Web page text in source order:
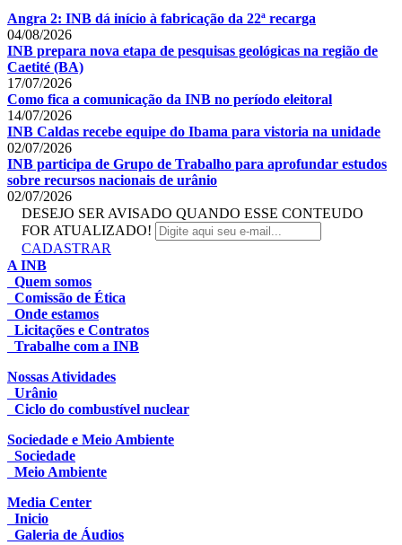
Angra 2: INB dá início à fabricação da 22ª recarga
04/08/2026
INB prepara nova etapa de pesquisas geológicas na região de
Caetité (BA)
17/07/2026
Como fica a comunicação da INB no período eleitoral
14/07/2026
INB Caldas recebe equipe do Ibama para vistoria na unidade
02/07/2026
INB participa de Grupo de Trabalho para aprofundar estudos
sobre recursos nacionais de urânio
02/07/2026
DESEJO SER AVISADO QUANDO ESSE CONTEUDO
FOR ATUALIZADO!
CADASTRAR
A INB
Quem somos
Comissão de Ética
Onde estamos
Licitações e Contratos
Trabalhe com a INB
Nossas Atividades
Urânio
Ciclo do combustível nuclear
Sociedade e Meio Ambiente
Sociedade
Meio Ambiente
Media Center
Inicio
Galeria de Áudios